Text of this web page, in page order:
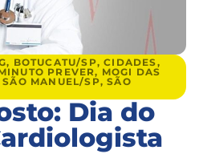
, BOTUCATU/SP,CIDADES,
PREVER, MOGI DAS
SÃO MANUEL/SP,SÃO
Dia do